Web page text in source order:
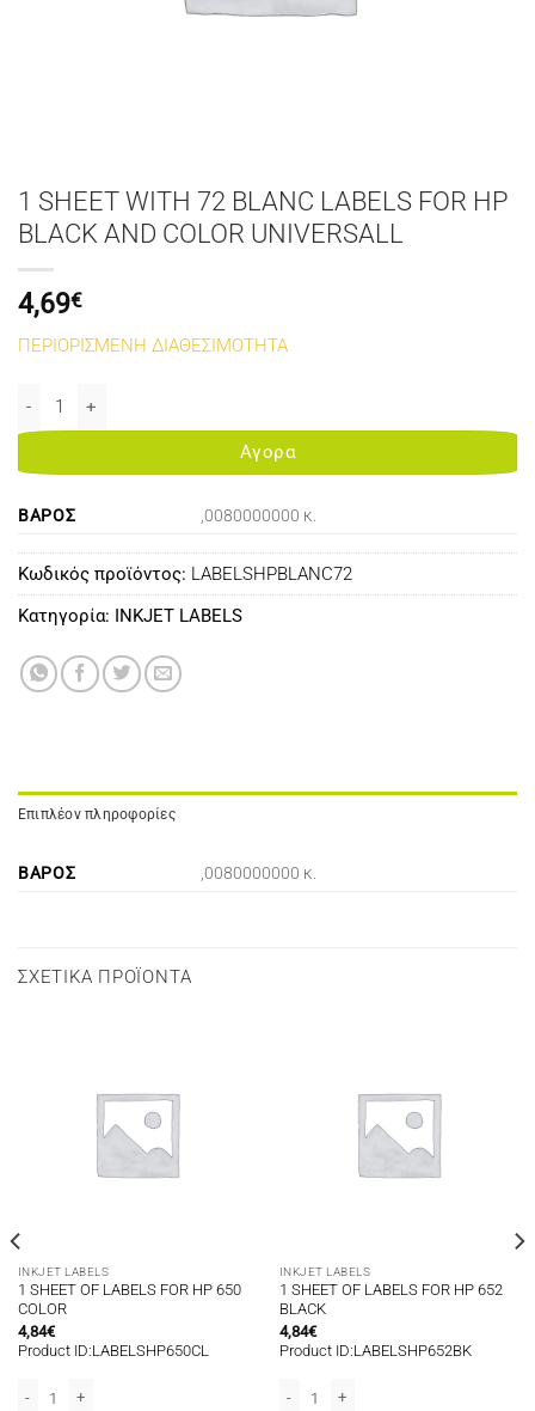
1 SHEET WITH 72 BLANC LABELS FOR HP
BLACK AND COLOR UNIVERSALL
4,69€
ΠΕΡΙΟΡΙΣΜΕΝΗ ΔΙΑΘΕΣΙΜΟΤΗΤΑ
1 SHEET WITH 72 BLANC LABELS FOR HP BLACK AND COLOR
Αγορα
ΒΆΡΟΣ ,0080000000 κ.
Κωδικός προϊόντος: LABELSHPBLANC72
Κατηγορία: INKJET LABELS
Επιπλέον πληροφορίες
ΒΆΡΟΣ ,0080000000 κ.
ΣΧΕΤΙΚΆ ΠΡΟΪΌΝΤΑ
INKJET LABELS
1 SHEET OF LABELS FOR HP 650
COLOR
4,84€
Product ID:LABELSHP650CL
INKJET LABELS
1 SHEET OF LABELS FOR HP 652
BLACK
4,84€
Product ID:LABELSHP652BK